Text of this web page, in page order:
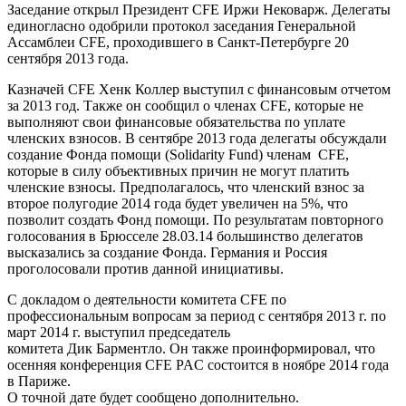
Заседание открыл Президент CFE Иржи Нековарж. Делегаты
единогласно одобрили протокол заседания Генеральной
Ассамблеи CFE, проходившего в Санкт-Петербурге 20
сентября 2013 года.
Казначей CFE Хенк Коллер выступил с финансовым отчетом
за 2013 год. Также он сообщил о членах CFE, которые не
выполняют свои финансовые обязательства по уплате
членских взносов. В сентябре 2013 года делегаты обсуждали
создание Фонда помощи (Solidarity Fund) членам CFE,
которые в силу объективных причин не могут платить
членские взносы. Предполагалось, что членский взнос за
второе полугодие 2014 года будет увеличен на 5%, что
позволит создать Фонд помощи. По результатам повторного
голосования в Брюсселе 28.03.14 большинство делегатов
высказались за создание Фонда. Германия и Россия
проголосовали против данной инициативы.
С докладом о деятельности комитета CFE по
профессиональным вопросам за период с сентября 2013 г. по
март 2014 г. выступил председатель
комитета Дик Барментло. Он также проинформировал, что
осенняя конференция CFE PAC состоится в ноябре 2014 года
в Париже.
О точной дате будет сообщено дополнительно.